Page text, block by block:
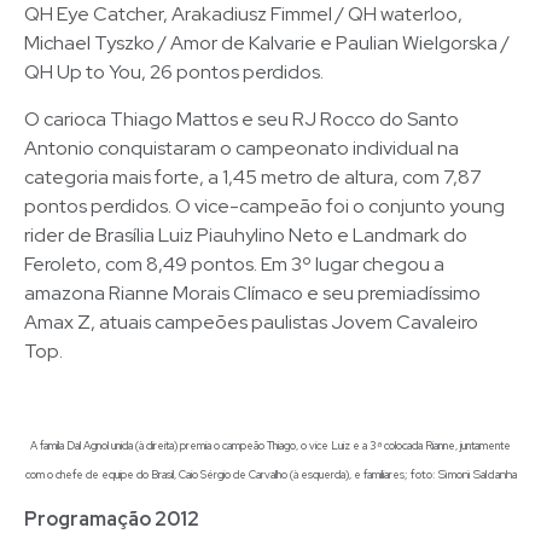
QH Eye Catcher, Arakadiusz Fimmel / QH waterloo,
Michael Tyszko / Amor de Kalvarie e Paulian Wielgorska /
QH Up to You, 26 pontos perdidos.
O carioca Thiago Mattos e seu RJ Rocco do Santo
Antonio conquistaram o campeonato individual na
categoria mais forte, a 1,45 metro de altura, com 7,87
pontos perdidos. O vice-campeão foi o conjunto young
rider de Brasília Luiz Piauhylino Neto e Landmark do
Feroleto, com 8,49 pontos. Em 3º lugar chegou a
amazona Rianne Morais Clímaco e seu premiadíssimo
Amax Z, atuais campeões paulistas Jovem Cavaleiro
Top.
A famíla Dal Agnol unida (à direita) premia o campeão Thiago, o vice Luiz e a 3ª colocada Rianne, juntamente
com o chefe de equipe do Brasil, Caio Sérgio de Carvalho (à esquerda), e familiares; foto: Simoni Saldanha
Programação 2012